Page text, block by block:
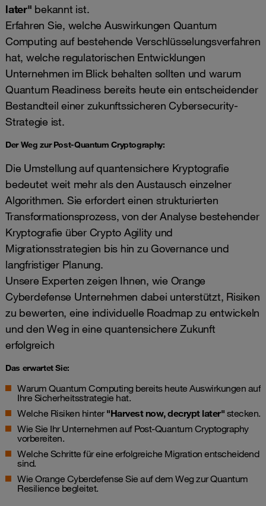
later" bekannt ist.
Erfahren Sie, welche Auswirkungen Quantum
Computing auf bestehende Verschlüsselungsverfahren
hat, welche regulatorischen Entwicklungen
Unternehmen im Blick behalten sollten und warum
Quantum Readiness bereits heute ein entscheidender
Bestandteil einer zukunftssicheren Cybersecurity-
Strategie ist.
Der Weg zur Post-Quantum Cryptography:
Die Umstellung auf quantensichere Kryptografie
bedeutet weit mehr als den Austausch einzelner
Algorithmen. Sie erfordert einen strukturierten
Transformationsprozess, von der Analyse bestehender
Kryptografie über Crypto Agility und
Migrationsstrategien bis hin zu Governance und
langfristiger Planung.
Unsere Experten zeigen Ihnen, wie Orange
Cyberdefense Unternehmen dabei unterstützt, Risiken
zu bewerten, eine individuelle Roadmap zu entwickeln
und den Weg in eine quantensichere Zukunft
erfolgreich
Das erwartet Sie:
Warum Quantum Computing bereits heute Auswirkungen auf
Ihre Sicherheitsstrategie hat.
Welche Risiken hinter"Harvest now, decrypt later" stecken.
Wie Sie Ihr Unternehmen auf Post-Quantum Cryptography
vorbereiten.
Welche Schritte für eine erfolgreiche Migration entscheidend
sind.
Wie Orange Cyberdefense Sie auf dem Weg zur Quantum
Resilience begleitet.